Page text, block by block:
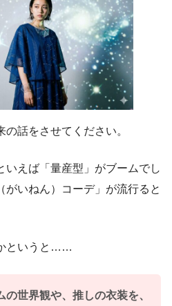
話をさせてください。
いえば「量産型」がブームでし
がいねん）コーデ」が流行ると
というと……
の世界観や、推しの衣装を、